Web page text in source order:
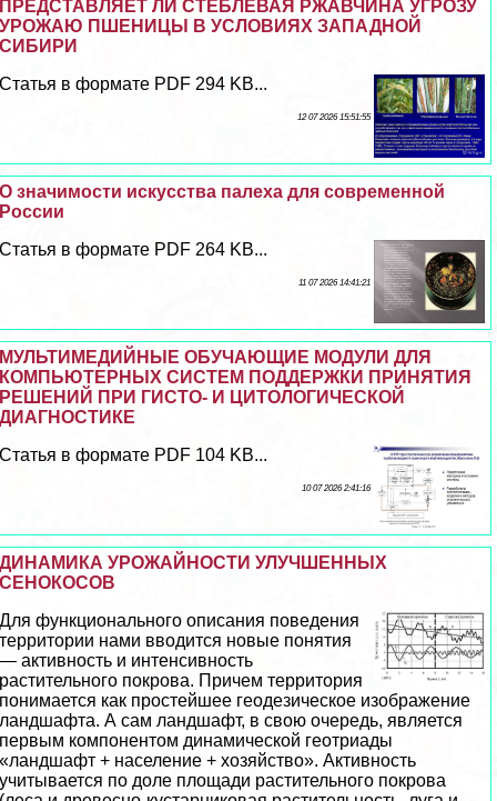
ПРЕДСТАВЛЯЕТ ЛИ СТЕБЛЕВАЯ РЖАВЧИНА УГРОЗУ
УРОЖАЮ ПШЕНИЦЫ В УСЛОВИЯХ ЗАПАДНОЙ
СИБИРИ
Статья в формате PDF 294 KB...
12 07 2026 15:51:55
О значимости искусства палеха для современной
России
Статья в формате PDF 264 KB...
11 07 2026 14:41:21
МУЛЬТИМЕДИЙНЫЕ ОБУЧАЮЩИЕ МОДУЛИ ДЛЯ
КОМПЬЮТЕРНЫХ СИСТЕМ ПОДДЕРЖКИ ПРИНЯТИЯ
РЕШЕНИЙ ПРИ ГИСТО- И ЦИТОЛОГИЧЕСКОЙ
ДИАГНОСТИКЕ
Статья в формате PDF 104 KB...
10 07 2026 2:41:16
ДИНАМИКА УРОЖАЙНОСТИ УЛУЧШЕННЫХ
СЕНОКОСОВ
Для функционального описания поведения
территории нами вводится новые понятия
— активность и интенсивность
растительного покрова. Причем территория
понимается как простейшее геодезическое изображение
ландшафта. А сам ландшафт, в свою очередь, является
первым компонентом динамической геотриады
«ландшафт + население + хозяйство». Активность
учитывается по доле площади растительного покрова